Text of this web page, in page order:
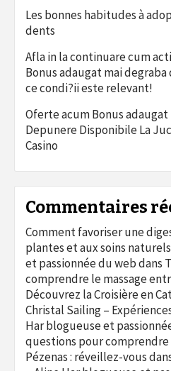
Les bonnes habitudes à
dents
Afla in la continuare cum
Bonus adaugat mai
ce condi?ii este relevant!
Oferte acum Bonus adaugat
Depunere Disponibile La
Casino
Commentaires
Comment favoriser une
plantes et aux soins
et passionnée du webdans
comprendre le massage
Découvrez la Croisière en
Christal Sailing –
Har blogueuse et
questions pour comprendre
Pézenas : réveillez-vous